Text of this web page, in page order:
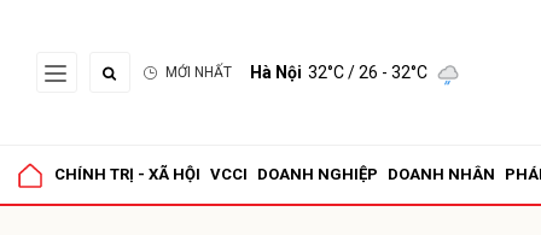
MỚI NHẤT Hà Nội 32°C/ 26 - 32°C
CHÍNH TRỊ - XÃ HỘI VCCI DOANH NGHIỆP DOANH NHÂN